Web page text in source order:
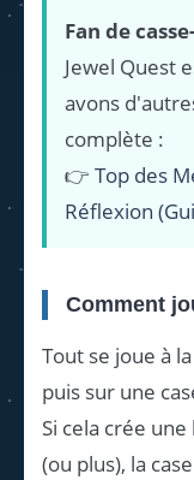
Fan de
Jewel Quest
avons
complète :
👉 Top des
Réflexion
Comment
Tout se joue à
puis sur une
Si cela crée
(ou plus), la